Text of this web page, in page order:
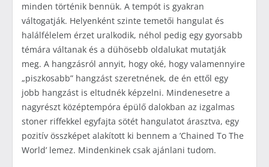
minden történik bennük. A tempót is gyakran
váltogatják. Helyenként szinte temetői hangulat és
halálfélelem érzet uralkodik, néhol pedig egy gyorsabb
témára váltanak és a dühösebb oldalukat mutatják
meg. A hangzásról annyit, hogy oké, hogy valamennyire
„piszkosabb” hangzást szeretnének, de én ettől egy
jobb hangzást is eltudnék képzelni. Mindenesetre a
nagyrészt középtempóra épülő dalokban az izgalmas
stoner riffekkel egyfajta sötét hangulatot árasztva, egy
pozitív összképet alakított ki bennem a ’Chained To The
World’ lemez. Mindenkinek csak ajánlani tudom.